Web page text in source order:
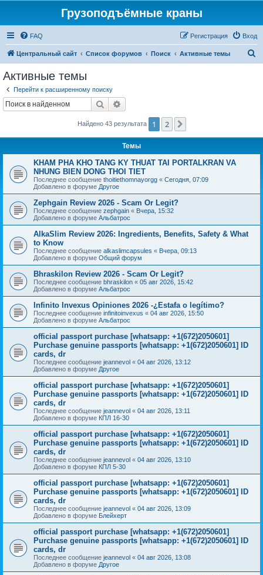
Грузоподъёмные краны
FAQ Вход
Регистрация
Центральный сайт Список форумов Поиск Активные темы
Активные темы
Перейти к расширенному поиску
Поиск
Найдено 43 результата 1 2
Темы
KHAM PHA KHO TANG KY THUAT TAI PORTALKRAN VA
NHUNG BIEN DONG THOI TIET
Последнее сообщение thoitiethomnayorgg « Сегодня, 07:09
Добавлено в форуме Другое
Zephgain Review 2026 - Scam Or Legit?
Последнее сообщение zephgain « Вчера, 15:32
Добавлено в форуме Альбатрос
AlkaSlim Review 2026: Ingredients, Benefits, Safety & What
to Know
Последнее сообщение alkaslimcapsules « Вчера, 09:13
Добавлено в форуме Общий форум
Bhraskilon Review 2026 - Scam Or Legit?
Последнее сообщение bhraskilon « 05 авг 2026, 15:42
Добавлено в форуме Альбатрос
Infinito Invexus Opiniones 2026 -¿Estafa o legítimo?
Последнее сообщение infinitoinvexus « 04 авг 2026, 15:50
Добавлено в форуме Альбатрос
official passport purchase [whatsapp: +1(672)2050601]
Purchase genuine passports [whatsapp: +1(672)2050601] ID
cards, dr
Последнее сообщение jeannevol « 04 авг 2026, 13:12
Добавлено в форуме Другое
official passport purchase [whatsapp: +1(672)2050601]
Purchase genuine passports [whatsapp: +1(672)2050601] ID
cards, dr
Последнее сообщение jeannevol « 04 авг 2026, 13:11
Добавлено в форуме КПЛ 16-30
official passport purchase [whatsapp: +1(672)2050601]
Purchase genuine passports [whatsapp: +1(672)2050601] ID
cards, dr
Последнее сообщение jeannevol « 04 авг 2026, 13:10
Добавлено в форуме КПЛ 5-30
official passport purchase [whatsapp: +1(672)2050601]
Purchase genuine passports [whatsapp: +1(672)2050601] ID
cards, dr
Последнее сообщение jeannevol « 04 авг 2026, 13:09
Добавлено в форуме Блейхерт
official passport purchase [whatsapp: +1(672)2050601]
Purchase genuine passports [whatsapp: +1(672)2050601] ID
cards, dr
Последнее сообщение jeannevol « 04 авг 2026, 13:08
Добавлено в форуме Другое